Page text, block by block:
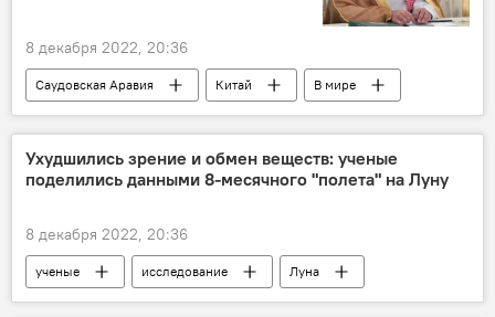
8 декабря 2022, 20:36
Саудовская Аравия Китай В мире
Ухудшились зрение и обмен веществ: ученые
поделились данными 8-месячного "полета" на Луну
8 декабря 2022, 20:36
ученые исследование
Луна
здоровье
РФ Полет